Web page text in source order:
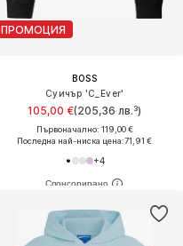
ПРОМОЦИЯ
BOSS
Суичър 'C_Ever'
105,00 €(205,36 лв.³)
Първоначално: 119,00 €
Последна най-ниска цена:71,91 €
+4